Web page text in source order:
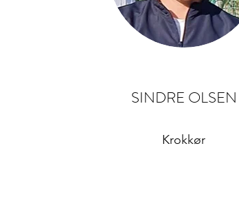
SINDRE OLSEN
Krokkør